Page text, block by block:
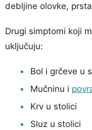
debljine olovke,
Drugi simptomi koji
uključuju:
Bol i grčeve u
Mučninu i
Krv u stolici
Sluz u stolici